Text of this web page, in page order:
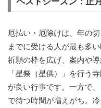
厄払い・厄除けは、年の
までに受ける人が最も多
祈願の枠を広げ、案内や
「星祭（星供）」を行う
が良い行事です。一方で
で待つ時間が増えがち。